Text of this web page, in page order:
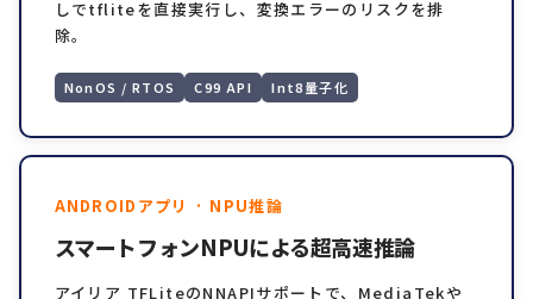
しでtfliteを直接実行し、変換エラーのリスクを排
除。
NonOS / RTOS C99 API Int8量子化
ANDROIDアプリ · NPU推論
スマートフォンNPUによる超高速推論
アイリア TFLiteのNNAPIサポートで、MediaTekや